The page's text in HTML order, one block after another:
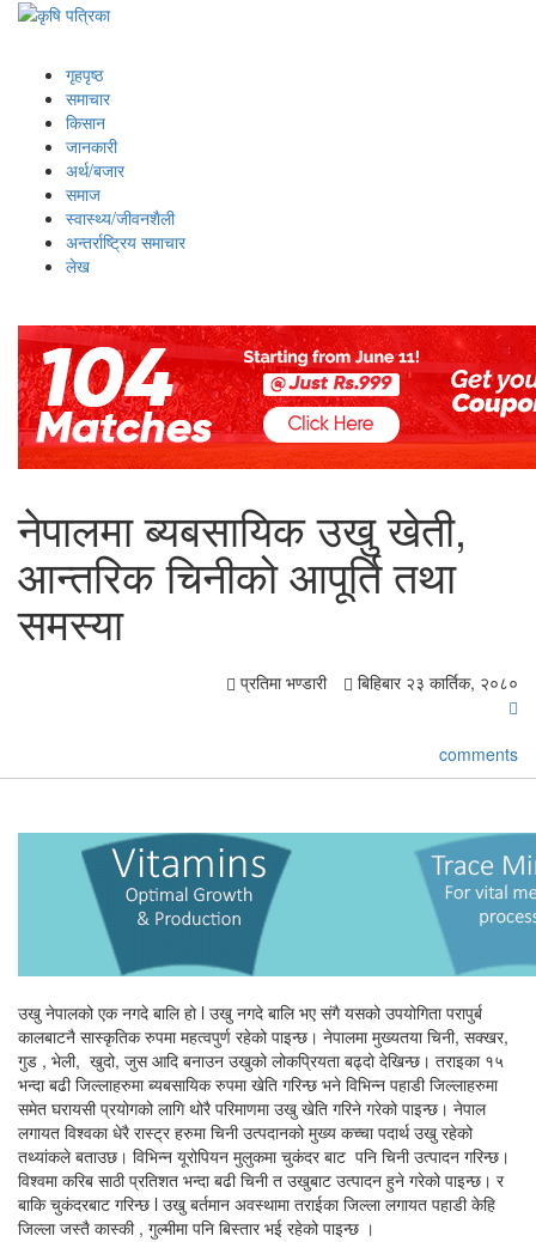
गृहपृष्ठ
समाचार
किसान
जानकारी
अर्थ/बजार
समाज
स्वास्थ्य/जीवनशैली
अन्तर्राष्ट्रिय समाचार
लेख
नेपालमा ब्यबसायिक उखु खेती,
आन्तरिक चिनीको आपूर्ति तथा
समस्या
प्रतिमा भण्डारी बिहिबार २३ कार्तिक, २०८०
comments
उखु नेपालको एक नगदे बालि हो l उखु नगदे बालि भए संगै यसको उपयोगिता परापुर्ब
कालबाटनै सास्कृतिक रुपमा महत्वपुर्ण रहेको पाइन्छ। नेपालमा मुख्यतया चिनी, सक्खर,
गुड , भेली, खुदो, जुस आदि बनाउन उखुको लोकप्रियता बढ्दो देखिन्छ। तराइका १५
भन्दा बढी जिल्लाहरुमा ब्यबसायिक रुपमा खेति गरिन्छ भने विभिन्न पहाडी जिल्लाहरुमा
समेत घरायसी प्रयोगको लागि थोरै परिमाणमा उखु खेति गरिने गरेको पाइन्छ। नेपाल
लगायत विश्वका धेरै रास्ट्र हरुमा चिनी उत्पदानको मुख्य कच्चा पदार्थ उखु रहेको
तथ्यांकले बताउछ। विभिन्न यूरोपियन मुलुकमा चुकंदर बाट पनि चिनी उत्पादन गरिन्छ।
विश्वमा करिब साठी प्रतिशत भन्दा बढी चिनी त उखुबाट उत्पादन हुने गरेको पाइन्छ। र
बाकि चुकंदरबाट गरिन्छ l उखु बर्तमान अवस्थामा तराईका जिल्ला लगायत पहाडी केहि
जिल्ला जस्तै कास्की , गुल्मीमा पनि बिस्तार भई रहेको पाइन्छ ।